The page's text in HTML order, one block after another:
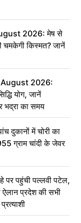
2026: मेष से
किस्मत? जानें
August 2026:
योग, जानें
भद्रा का समय
दुकानों में चोरी का
ग्राम चांदी के जेवर
पर पहुंची पल्लवी पटेल,
प्रदेश की सभी